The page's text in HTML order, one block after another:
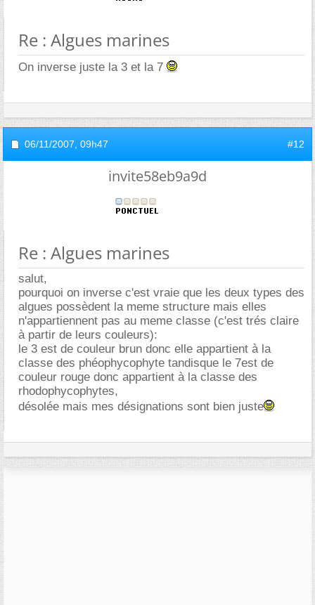
Re : Algues marines
On inverse juste la 3 et la 7
06/11/2007, 09h47 #12
invite58eb9a9d
Re : Algues marines
salut,
pourquoi on inverse c'est vraie que les deux types des
algues possèdent la meme structure mais elles
n'appartiennent pas au meme classe (c'est trés claire
à partir de leurs couleurs):
le 3 est de couleur brun donc elle appartient à la
classe des phéophycophyte tandisque le 7est de
couleur rouge donc appartient à la classe des
rhodophycophytes,
désolée mais mes désignations sont bien juste